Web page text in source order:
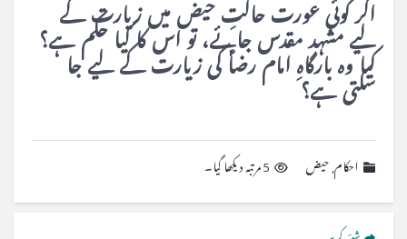
اگر کوئی عورت حالتِ حیض میں زیارت کے
لیے مشہد مقدس جائے، تو اس کا کیا حکم ہے؟
کیا وہ بارگاہِ امام رضاؑ کی زیارت کے لیے جا
سکتی ہے؟
احکام, حیض 5 مرتبہ دیکھا گیا۔